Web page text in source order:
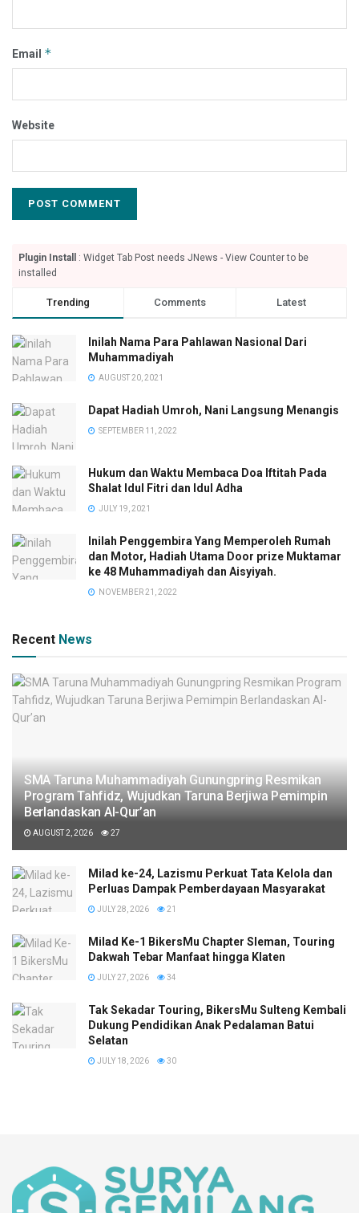
Email *
Website
Plugin Install
: Widget Tab Post needs JNews - View Counter to be
installed
Trending Comments Latest
Inilah Nama Para Pahlawan Nasional Dari
Muhammadiyah
AUGUST 20, 2021
Dapat Hadiah Umroh, Nani Langsung Menangis
SEPTEMBER 11, 2022
Hukum dan Waktu Membaca Doa Iftitah Pada
Shalat Idul Fitri dan Idul Adha
JULY 19, 2021
Inilah Penggembira Yang Memperoleh Rumah
dan Motor, Hadiah Utama Door prize Muktamar
ke 48 Muhammadiyah dan Aisyiyah.
NOVEMBER 21, 2022
Recent News
SMA Taruna Muhammadiyah Gunungpring Resmikan
Program Tahfidz, Wujudkan Taruna Berjiwa Pemimpin
Berlandaskan Al-Qur’an
AUGUST 2, 2026 27
Milad ke-24, Lazismu Perkuat Tata Kelola dan
Perluas Dampak Pemberdayaan Masyarakat
JULY 28, 2026 21
Milad Ke-1 BikersMu Chapter Sleman, Touring
Dakwah Tebar Manfaat hingga Klaten
JULY 27, 2026 34
Tak Sekadar Touring, BikersMu Sulteng Kembali
Dukung Pendidikan Anak Pedalaman Batui
Selatan
JULY 18, 2026 30